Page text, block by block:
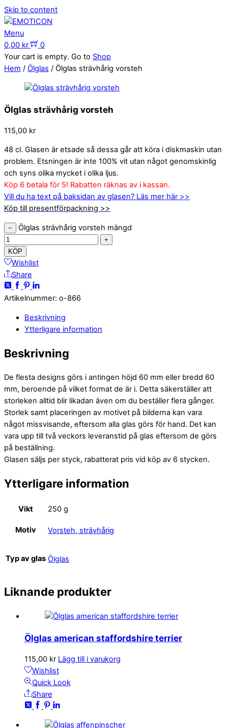
Skip to content
Menu
0,00 kr
0
Your cart is empty. Go to Shop
Hem / Ölglas / Ölglas strävhårig vorsteh
Ölglas strävhårig vorsteh
115,00 kr
48 cl. Glasen är etsade så dessa går att köra i diskmaskin utan
problem. Etsningen är inte 100% vit utan något genomskinlig
och syns olika mycket i olika ljus.
Köp 6 betala för 5! Rabatten räknas av i kassan.
Vill du ha text på baksidan av glasen? Läs mer här >>
Köp till presentförpackning >>
− Ölglas strävhårig vorsteh mängd
+
KÖP
Wishlist
Share
Artikelnummer: o-866
Beskrivning
Ytterligare information
Beskrivning
De flesta designs görs i antingen höjd 60 mm eller bredd 60
mm, beroende på vilket format de är i. Detta säkerställer att
storleken alltid blir likadan även om du beställer flera gånger.
Storlek samt placeringen av motivet på bilderna kan vara
något missvisande, eftersom alla glas görs för hand. Det kan
vara upp till två veckors leveranstid på glas eftersom de görs
på beställning.
Glasen säljs per styck, rabatterat pris vid köp av 6 stycken.
Ytterligare information
Vikt 250 g
Motiv Vorsteh, strävhårig
Typ av glas Ölglas
Liknande produkter
Ölglas american staffordshire terrier
115,00 kr Lägg till i varukorg
Wishlist
Quick Look
Share